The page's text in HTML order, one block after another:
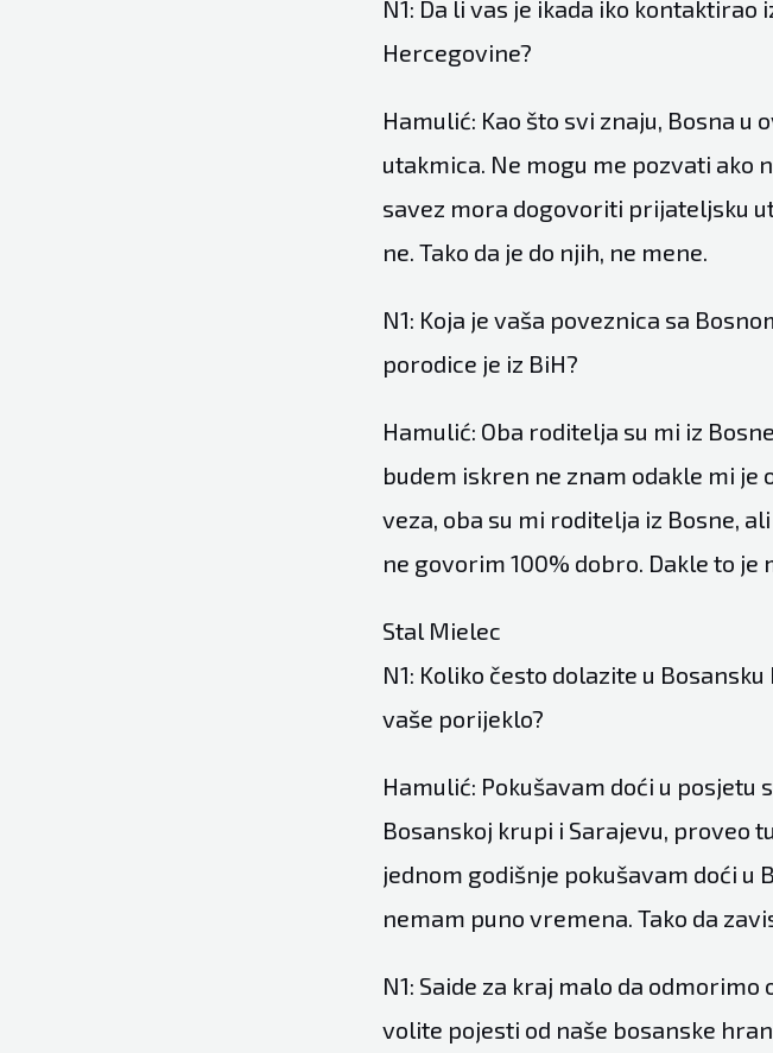
N1: Da li vas je ikada iko
Hercegovine?
Hamulić: Kao što svi znaju, Bosna
utakmica. Ne mogu me pozvati
savez mora dogovoriti prijateljsku
ne. Tako da je do njih, ne mene.
N1: Koja je vaša poveznica sa
porodice je iz BiH?
Hamulić: Oba roditelja su mi iz
budem iskren ne znam odakle mi je
veza, oba su mi roditelja iz Bosne,
ne govorim 100% dobro. Dakle to je
Stal Mielec
N1: Koliko često dolazite u
vaše porijeklo?
Hamulić: Pokušavam doći u posjetu
Bosanskoj krupi i Sarajevu, proveo
jednom godišnje pokušavam doći u
nemam puno vremena. Tako da
N1: Saide za kraj malo da
volite pojesti od naše bosanske